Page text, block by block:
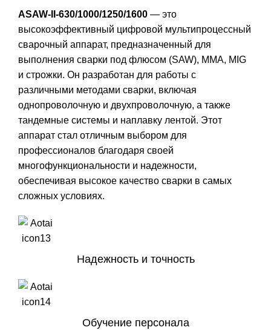
ASAW-II-630/1000/1250/1600 — это
высокоэффективный цифровой мультипроцессный
сварочный аппарат, предназначенный для
выполнения сварки под флюсом (SAW), MMA, MIG
и строжки. Он разработан для работы с
различными методами сварки, включая
однопроволочную и двухпроволочную, а также
тандемные системы и наплавку лентой. Этот
аппарат стал отличным выбором для
профессионалов благодаря своей
многофункциональности и надежности,
обеспечивая высокое качество сварки в самых
сложных условиях.
Надежность и точность
Обучение персонала